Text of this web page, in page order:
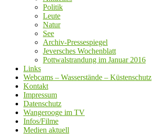
Politik
Leute
Natur
See
Archiv-Pressespiegel
Jeversches Wochenblatt
Pottwalstrandung im Januar 2016
Links
Webcams – Wasserstände – Küstenschutz
Kontakt
Impressum
Datenschutz
Wangerooge im TV
Infos/Filme
Medien aktuell